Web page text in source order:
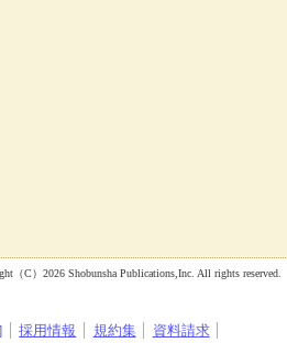
C）2026 Shobunsha Publications,Inc. All rights reserved.
採用情報 規約集 資料請求